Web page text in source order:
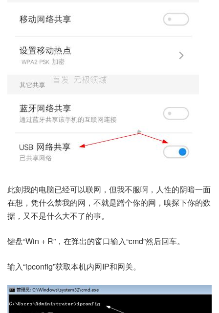
此刻我的电脑已经可以联网，但我不服啊，人性的阴暗一面
在想，凭什么禁我的网，不就是蹭个你的网，嗅探下你的数
据，又不是什么大不了的事。
键盘“Win + R”，在弹出的窗口输入“cmd”然后回车。
输入“ipconfig”获取本机内网IP和网关。